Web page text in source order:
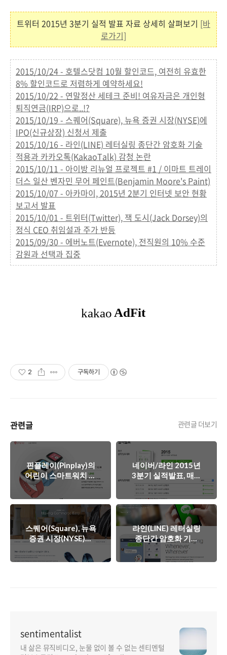
트위터 2015년 3분기 실적 발표 자료 상세히 살펴보기 [바
로가기]
2015/10/24 - 호텔스닷컴 10월 할인코드, 여전히 유효한
8% 할인코드로 저렴하게 예약하세요!
2015/10/22 - 연말정산 세테크 준비! 여유자금은 개인형
퇴직연금(IRP)으로..!?
2015/10/19 - 스퀘어(Square), 뉴욕 증권 시장(NYSE)에
IPO(신규상장) 신청서 제출
2015/10/16 - 라인(LINE) 레터실링 종단간 암호화 기술
적용과 카카오톡(KakaoTalk) 감청 논란
2015/10/11 - 아이방 리뉴얼 프로젝트 #1 / 이마트 트레이
더스 일산 벤자민 무어 페인트(Benjamin Moore's Paint)
2015/10/07 - 아카마이, 2015년 2분기 인터넷 보안 현황
보고서 발표
2015/10/01 - 트위터(Twitter), 잭 도시(Jack Dorsey)의
정식 CEO 취임설과 주가 반등
2015/09/30 - 에버노트(Evernote), 전직원의 10% 수준
감원과 선택과 집중
2 구독하기
관련글 관련글 더보기
핀플레이(Pinplay)의
어린이 스마트워치 콜
라보레이션, 라인
(LINE) 키위워치(Kiwi
Watch)
네이버/라인 2015년
3분기 실적발표, 매출
8397억원 영업이익
1895억원
스퀘어(Square), 뉴욕
증권 시장(NYSE)에
제출
라인(LINE) 레터실링
종단간 암호화 기술
적용과 카카오톡
(KakaoTalk) 감청 논
sentimentalist
내 삶은 뮤직비디오, 눈물 없이 볼 수 없는 센티멘털